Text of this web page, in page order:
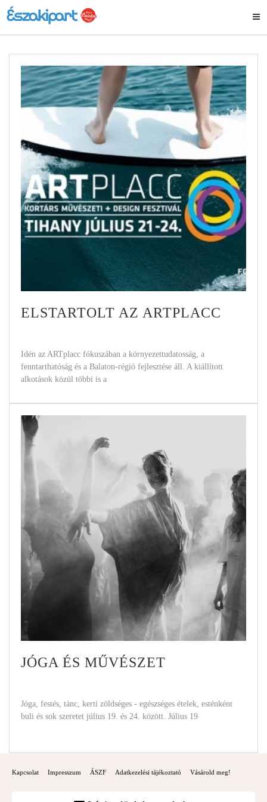
ELSTARTOLT AZ ARTPLACC
Idén az ARTplacc fókuszában a környezettudatosság, a
fenntarthatóság és a Balaton-régió fejlesztése áll. A kiállított
alkotások közül többi is a
JÓGA ÉS MŰVÉSZET
Jóga, festés, tánc, kerti zöldséges - egészséges ételek, esténként
buli és sok szeretet július 19. és 24. között. Július 19
Kapcsolat Impresszum ÁSZF Adatkezelési tájékoztató Vásárold meg!